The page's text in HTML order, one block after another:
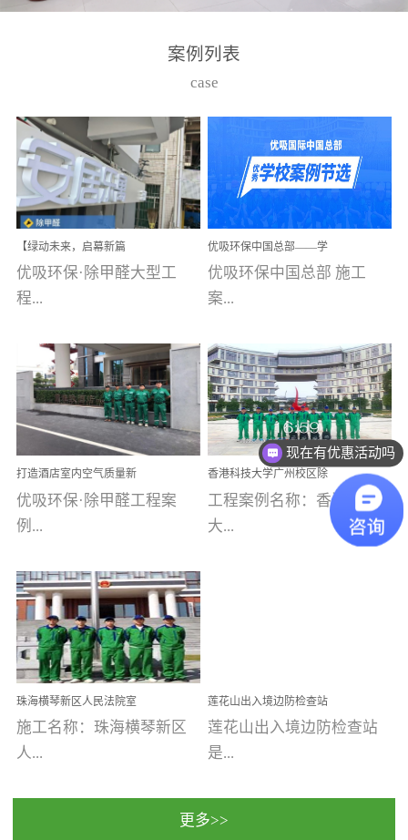
高技能的团队。汇聚了众
取得了多项产品技术专利
和多项国家版权局著作
权，获得高新技术企业称
号。生产优势自主生产自
给自足，优吸公司于2015
在广州番禺区成功建立产
品线生产基地，工厂拥有
自动化生产设备和成熟的
选择源头源材料、严控产
品质量，我们每一批的生
产产品都经过严格的质检
程序；生产车间为优吸总
部和全国分支机构生产光
触媒、净醛王、祛味剂等
优吸系列产品，保质保量
完成生产任务，确保全国
将会成为一棵参天大树！
优吸环保截止2020年拥有
全国600家网点分支机构。
案例列表
case
【绿动未来，启幕新篇
章】优吸环保中标深圳安
居乐寓，超大型工装室内
空气治理项目顺利启航，
优吸环保·除甲醛大型工
程...
案例【深圳安居乐寓】室
内空气治理项目深圳安居
乐寓 深圳市安居乐寓
为深圳安居集团旗下城...
优吸环保中国总部——学
校施工案例(节选)
优吸环保中国总部 施工
案...
例(学校工装节选)广州南沙
小学(珠江湾校区)项目地
址：广州市南沙区海滨路
南沙珠江湾江门市蓬江区
禾...
打造酒店室内空气质量新
标杆——优吸环保·标杆之
作：东莞美豪雅致酒店室
内空气治理工程纪实
优吸环保·除甲醛工程案
例...
【东莞美豪雅致酒店】室
内空气治理项目东莞美豪
雅致酒店 东莞美豪雅
致酒店是为中高端人士...
香港科技大学广州校区除
甲醛项目圆满完成
工程案例名称：香港科技
大...
珠海横琴新区人民法院室
内除甲醛空气治理项目
施工名称：珠海横琴新区
人...
民法院室内除甲醛空气治
莲花山出入境边防检查站
室内除甲醛空气治理项目
莲花山出入境边防检查站
是...
国家通过设在对外开放口
更多>>
可以介绍下你们的产品么
现在有优惠活动吗